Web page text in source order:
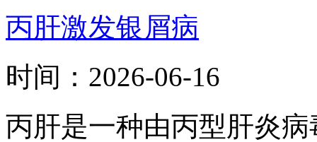
丙肝激发银屑病
时间： 2026-06-16
丙肝是一种由丙型肝炎